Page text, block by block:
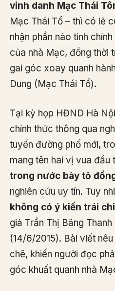
vinh danh Mạc Thái
Mạc Thái Tổ – thì có lẽ
nhận phần nào tính
của nhà Mạc, đồng thời
gai góc xoay quanh
Dung (Mạc Thái Tổ).
Tại kỳ họp HĐND Hà
chính thức thông qua
tuyến đường phố mới,
mang tên hai vị vua đầu
trong nước bày tỏ
nghiên cứu uy tín. Tuy
không có ý kiến trái
giả Trần Thị Băng
(14/6/2015). Bài viết
chẽ, khiến người đọc
góc khuất quanh nhà